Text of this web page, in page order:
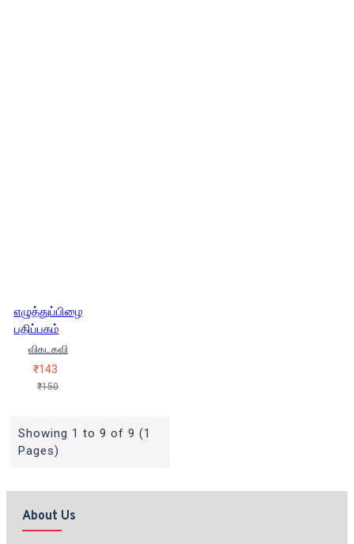
எழுத்துப்பிழை
பதிப்பகம்
விகடகவி
₹143
₹150
Showing 1 to 9 of 9 (1
Pages)
About Us